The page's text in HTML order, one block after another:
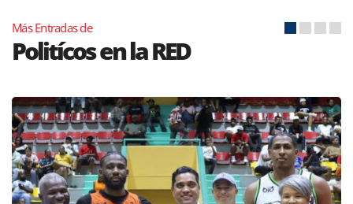
Más Entradas de
Politícos en la RED